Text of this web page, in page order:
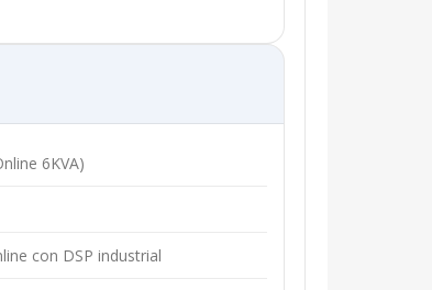
6KVA)
con DSP industrial